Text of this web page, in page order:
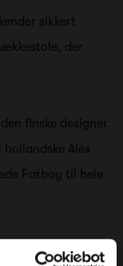
sikkert
der
finske designer
Alex
Fatboy til hele
men man